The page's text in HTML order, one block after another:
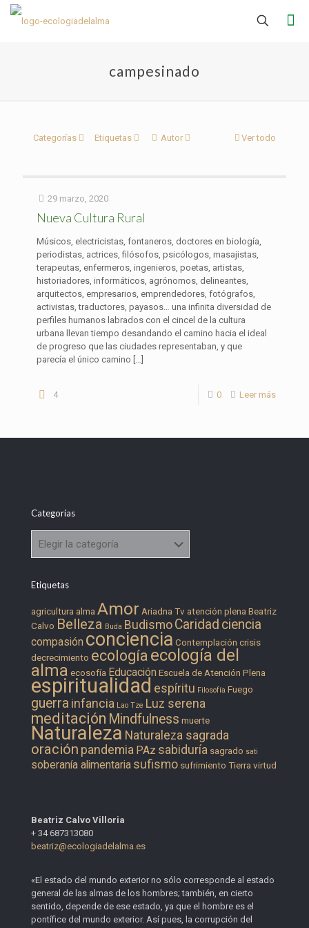
campesinado
Categorías Etiquetas Autor Ver todo
29 marzo, 2020
Nueva Cultura Rural
Músicos, electricistas, fontaneros, doctores en biología,
periodistas, actrices, filósofos, psicólogos, masajistas,
terapeutas, enfermeros, ingenieros, poetas, artistas,
historiadores, informáticos, agrónomos, delineantes,
arquitectos, empresarios, emprendedores, fotógrafos,
activistas, traductores, payasos… una infinita diversidad de
perfiles humanos labrados con el cincel de la cultura
urbana llevan tiempo desandando el camino hacia el ideal
de progreso que las ciudades representaban, y que
parecía el único camino […]
4 0 Leer más
Categorías
Etiquetas
agricultura alma Amor Ariadna Tv atención plena Beatriz
Calvo Belleza Buda Budismo Caridad ciencia
compasión conciencia Contemplación crisis
decrecimiento ecología ecología del
alma ecosofía Educación Escuela de Atención Plena
espiritualidad espíritu Filosofía Fuego
guerra infancia Lao Tze Luz serena
meditación Mindfulness muerte
Naturaleza Naturaleza sagrada
oración pandemia PAz sabiduría sagrado sati
soberanía alimentaria sufismo sufrimiento Tierra virtud
Beatriz Calvo Villoria
+ 34 687313080
beatriz@ecologiadelalma.es
«El estado del mundo exterior no sólo corresponde al estado
general de las almas de los hombres; también, en cierto
sentido, depende de ese estado, ya que el hombre es el
pontífice del mundo exterior. Así pues, la corrupción del